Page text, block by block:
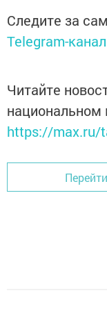
Следите за
Telegram-
Читайте
https://max.ru/